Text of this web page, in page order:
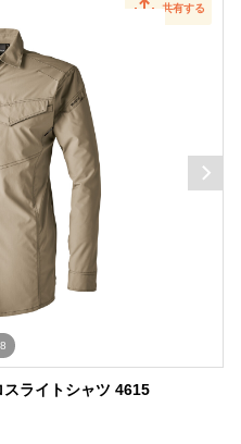
共有する
ライトシャツ 4615